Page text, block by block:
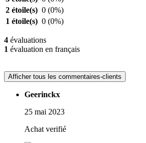
2 étoile(s) 0 (0%)
1 étoile(s) 0 (0%)
4 évaluations
1 évaluation en français
Afficher tous les commentaires-clients
Geerinckx
25 mai 2023
Achat verifié